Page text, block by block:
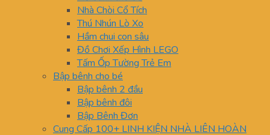
Nhà Chòi Cổ Tích
Thú Nhún Lò Xo
Hầm chui con sâu
Đồ Chơi Xếp Hình LEGO
Tấm Ốp Tường Trẻ Em
Bập bênh cho bé
Bập bênh 2 đầu
Bập bênh đôi
Bập Bênh Đơn
Cung Cấp 100+ LINH KIỆN NHÀ LIÊN HOÀN